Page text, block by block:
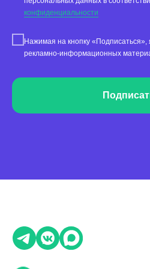
конфиденциальности
Нажимая на кнопку «Подписаться»,
рекламно-информационных
Сотрудничество
Партнерам
ИТ-аккредитация
Статьи про геомаркетинг
FAQ по сервису